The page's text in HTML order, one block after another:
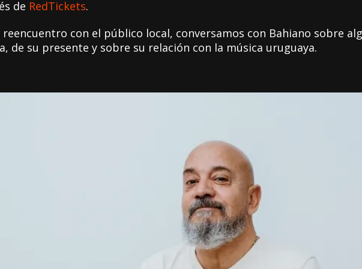
de RedTickets.
reencuentro con el público local, conversamos con Bahiano sobre
de su presente y sobre su relación con la música uruguaya.